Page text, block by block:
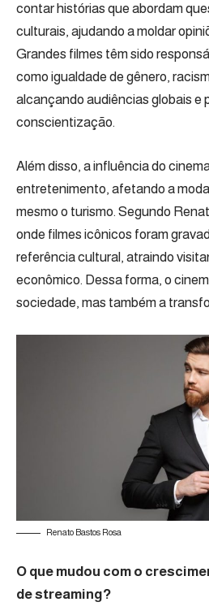
contar histórias que abordam
culturais, ajudando a moldar
Grandes filmes têm sido
como igualdade de gênero,
alcançando audiências globais e
conscientização.
Além disso, a influência do
entretenimento, afetando a
mesmo o turismo. Segundo
onde filmes icônicos foram
referência cultural, atraindo
econômico. Dessa forma, o
sociedade, mas também a
Renato Bastos Rosa
O que mudou com o
de streaming?